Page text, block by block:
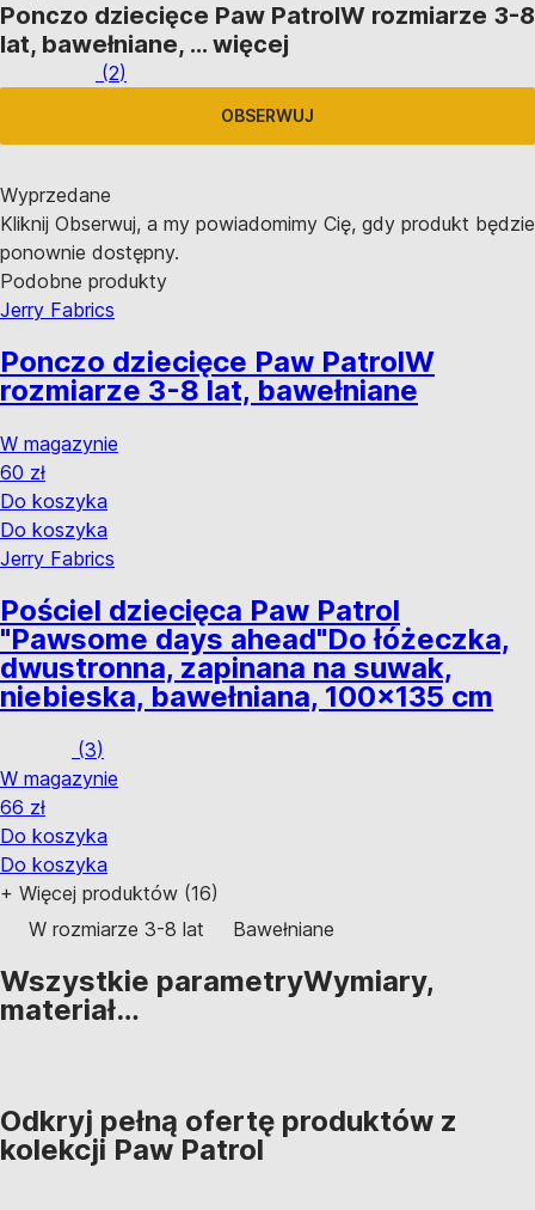
Ponczo dziecięce Paw PatrolW rozmiarze 3-8
lat, bawełniane, … więcej
(2)
OBSERWUJ
Wyprzedane
Kliknij Obserwuj, a my powiadomimy Cię, gdy produkt będzie
ponownie dostępny.
Podobne produkty
Jerry Fabrics
Ponczo dziecięce Paw PatrolW
rozmiarze 3-8 lat, bawełniane
W magazynie
60 zł
Do koszyka
Do koszyka
Jerry Fabrics
Pościel dziecięca Paw Patrol
"Pawsome days ahead"Do łóżeczka,
dwustronna, zapinana na suwak,
niebieska, bawełniana, 100x135 cm
(3)
W magazynie
66 zł
Do koszyka
Do koszyka
+ Więcej produktów (16)
W rozmiarze 3-8 lat
Bawełniane
Wszystkie parametryWymiary,
materiał…
Odkryj pełną ofertę produktów z
kolekcji Paw Patrol